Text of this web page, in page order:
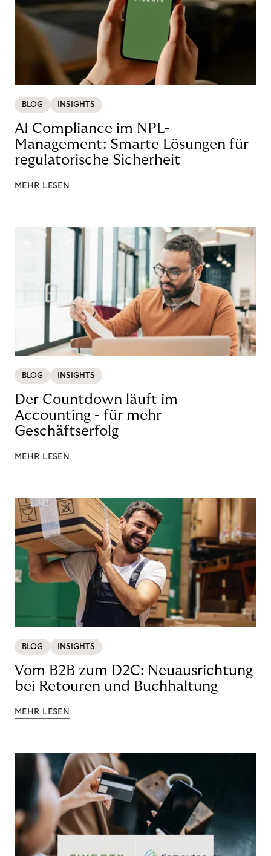
BLOG INSIGHTS
AI Compliance im NPL-
Management: Smarte Lösungen für
regulatorische Sicherheit
MEHR LESEN
BLOG INSIGHTS
Der Countdown läuft im
Accounting - für mehr
Geschäftserfolg
MEHR LESEN
BLOG INSIGHTS
Vom B2B zum D2C: Neuausrichtung
bei Retouren und Buchhaltung
MEHR LESEN